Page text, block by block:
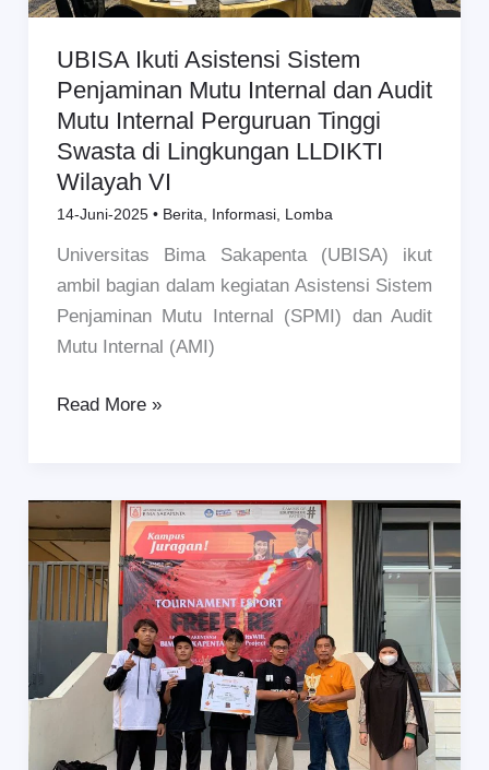
UBISA Ikuti Asistensi Sistem
Penjaminan Mutu Internal dan Audit
Mutu Internal Perguruan Tinggi
Swasta di Lingkungan LLDIKTI
Wilayah VI
14-Juni-2025 • Berita Informasi, Lomba
Universitas Bima Sakapenta (UBISA) ikut
ambil bagian dalam kegiatan Asistensi Sistem
Penjaminan Mutu Internal (SPMI) dan Audit
Mutu Internal (AMI)
Internal
Tinggi
Swasta
di
Lingkungan
LLDIKTI
Wilayah
VI
Read More »
Peluang
Beasiswa
D3
Akuntansi
Turnamen
Free